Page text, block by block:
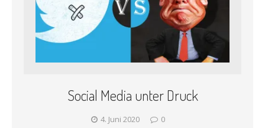
Social Media unter Druck
4. Juni 2020 0